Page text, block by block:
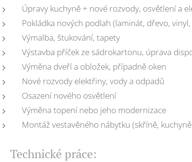
Úpravy kuchyně + nové rozvody, osvětlení a
Pokládka nových podlah (laminát, dřevo, vinyl,
Výmalba, štukování, tapety
Výstavba příček ze sádrokartonu, úprava
Výměna dveří a obložek, případně oken
Nové rozvody elektřiny, vody a odpadů
Osazení nového osvětlení
Výměna topení nebo jeho modernizace
Montáž vestavěného nábytku (skříně,
🔧 Technické práce: